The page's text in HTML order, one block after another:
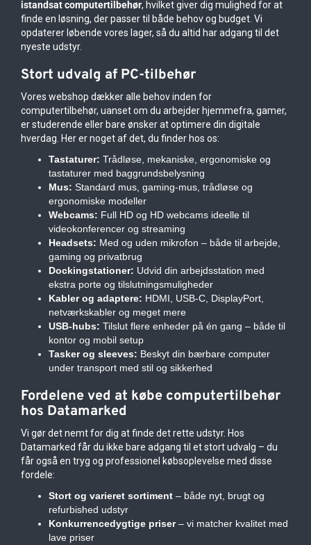
istandsat computertilbehør, hvilket giver dig mulighed for at
finde en løsning, der passer til både behov og budget. Vi
opdaterer løbende vores lager, så du altid har adgang til det
nyeste udstyr.
Stort udvalg af PC-tilbehør
Vores webshop dækker alle behov inden for
computertilbehør, uanset om du arbejder hjemmefra, gamer,
er studerende eller bare ønsker at optimere din digitale
hverdag. Her er noget af det, du finder hos os:
Tastaturer: Trådløse, mekaniske, ergonomiske og
tastaturer med baggrundsbelysning
Mus: Standard mus, gaming-mus, trådløse og
ergonomiske modeller
Webcams: Full HD og HD webcams ideelle til
videokonferencer og streaming
Headsets: Med og uden mikrofon – både til arbejde,
gaming og privatbrug
Dockingstationer: Udvid din arbejdsstation med
ekstra porte og tilslutningsmuligheder
Kabler og adaptere: HDMI, USB-C, DisplayPort,
netværkskabler og meget mere
USB-hubs: Tilslut flere enheder på én gang – både til
kontor og mobil setup
Tasker og sleeves: Beskyt din bærbare computer
under transport med stil og sikkerhed
Fordelene ved at købe computertilbehør
hos Datamarked
Vi gør det nemt for dig at finde det rette udstyr. Hos
Datamarked får du ikke bare adgang til et stort udvalg – du
får også en tryg og professionel købsoplevelse med disse
fordele:
Stort og varieret sortiment – både nyt, brugt og
refurbished udstyr
Konkurrencedygtige priser– vi matcher kvalitet med
lave priser